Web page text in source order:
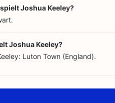
Joshua Keeley?
Joshua Keeley?
Luton Town (England).